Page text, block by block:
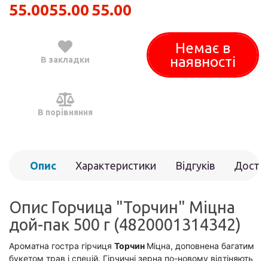
55.0055.00 55.00
В закладки
В порівняння
Немає в
наявності
Опис Характеристики Відгуків
Опис Горчица "Торчин" Міцна
дой-пак 500 г (4820001314342)
Ароматна гостра гірчиця Торчин Міцна, доповнена багатим
букетом трав і спецій. Гірчичні зерна по-новому відтіняють